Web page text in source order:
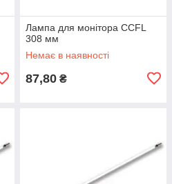
Лампа для монітора CCFL
308 мм
Немає в наявності
87,80 ₴